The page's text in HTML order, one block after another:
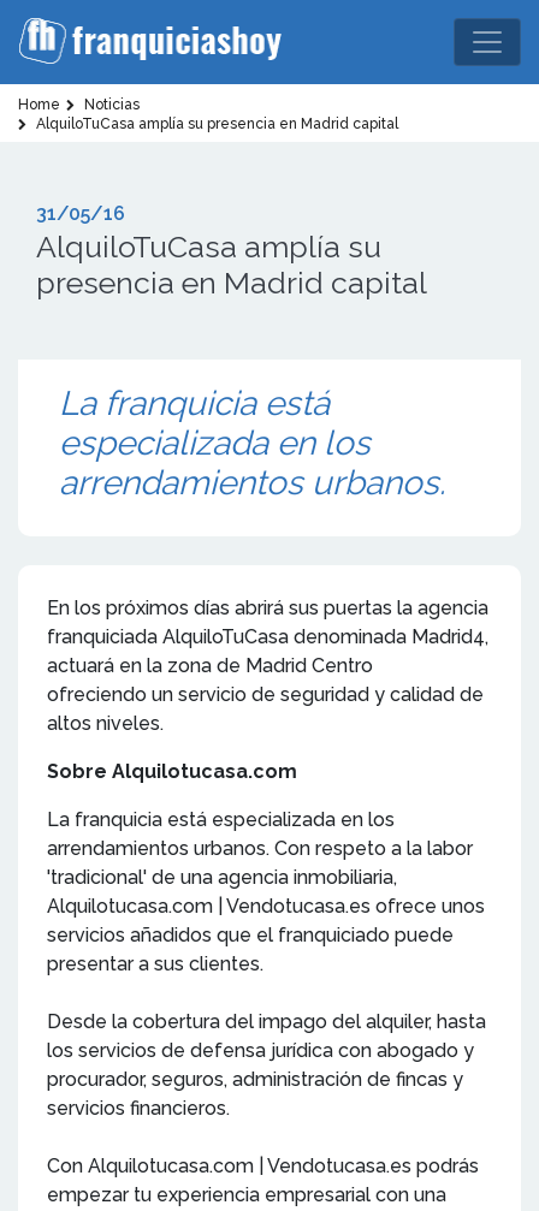
Home
Noticias
AlquiloTuCasa amplía su presencia en Madrid capital
31/05/16
AlquiloTuCasa amplía su
presencia en Madrid capital
La franquicia está
especializada en los
arrendamientos urbanos.
En los próximos días abrirá sus puertas la agencia
franquiciada AlquiloTuCasa denominada Madrid4,
actuará en la zona de Madrid Centro
ofreciendo un servicio de seguridad y calidad de
altos niveles.
Sobre Alquilotucasa.com
La franquicia está especializada en los
arrendamientos urbanos. Con respeto a la labor
'tradicional' de una agencia inmobiliaria,
Alquilotucasa.com | Vendotucasa.es ofrece unos
servicios añadidos que el franquiciado puede
presentar a sus clientes.
Desde la cobertura del impago del alquiler, hasta
los servicios de defensa jurídica con abogado y
procurador, seguros, administración de fincas y
servicios financieros.
Con Alquilotucasa.com | Vendotucasa.es podrás
empezar tu experiencia empresarial con una